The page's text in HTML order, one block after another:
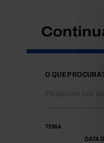
O QUE
TEMA
DATA